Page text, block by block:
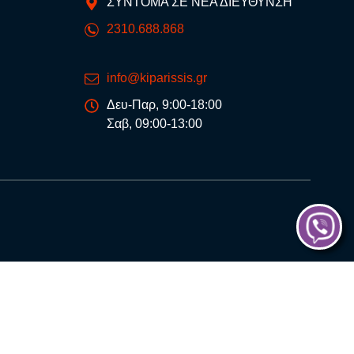
2310.688.868
info@kiparissis.gr
Δευ-Παρ, 9:00-18:00
Σαβ, 09:00-13:00